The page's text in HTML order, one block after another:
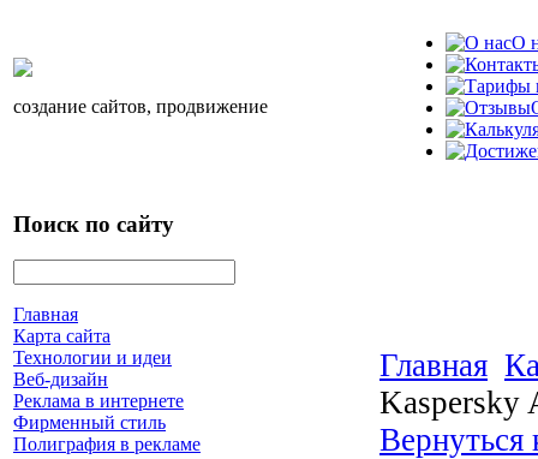
создание сайтов, продвижение
О
Поиск по сайту
Главная
Карта сайта
Технологии и идеи
Веб-дизайн
Реклама в интернете
Фирменный стиль
Полиграфия в рекламе
Главная
Kaspersky